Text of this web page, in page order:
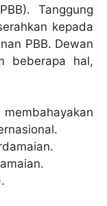
Tanggung
kepada
PBB. Dewan
beberapa hal,